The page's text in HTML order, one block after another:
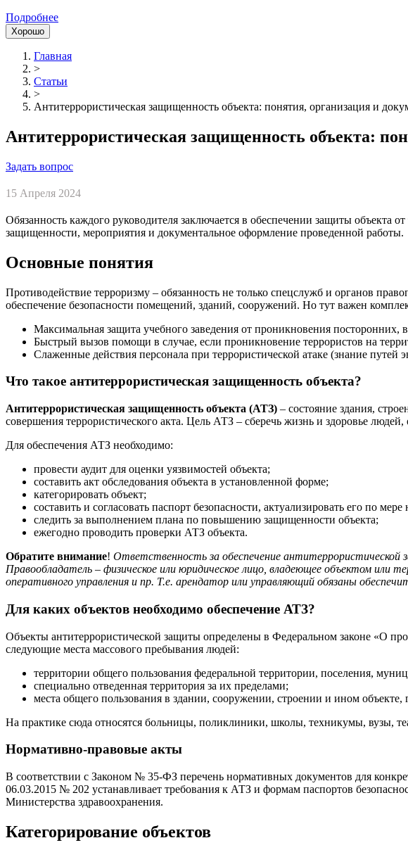
Подробнее
Хорошо
Главная
>
Статьи
>
Антитеррористическая защищенность объекта: понятия, организация и
Антитеррористическая защищенность объекта:
Задать вопрос
15 Апреля 2024
Обязанность каждого руководителя заключается в обеспечении защиты объекта
защищенности, мероприятия и документальное оформление проведенной работы.
Основные понятия
Противодействие терроризму – обязанность не только спецслужб и органов
обеспечение безопасности помещений, зданий, сооружений. Но тут важен
Максимальная защита учебного заведения от проникновения посторонних,
Быстрый вызов помощи в случае, если проникновение террористов на
Слаженные действия персонала при террористической атаке (знание
Что такое антитеррористическая защищенность объекта?
Антитеррористическая защищенность объекта (АТЗ) – состояние здания,
совершения террористического акта. Цель АТЗ – сберечь жизнь и здоровье
Для обеспечения АТЗ необходимо:
провести аудит для оценки уязвимостей объекта;
составить акт обследования объекта в установленной форме;
категорировать объект;
составить и согласовать паспорт безопасности, актуализировать его по
следить за выполнением плана по повышению защищенности объекта;
ежегодно проводить проверки АТЗ объекта.
Обратите внимание! Ответственность за обеспечение
Правообладатель – физическое или юридическое лицо, владеющее объектом или
оперативного управления и пр. Т.е. арендатор или управляющий обязаны
Для каких объектов необходимо обеспечение АТЗ?
Объекты антитеррористической защиты определены в Федеральном законе «О
следующие места массового пребывания людей:
территории общего пользования федеральной территории, поселения,
специально отведенная территория за их пределами;
места общего пользования в здании, сооружении, строении и ином
На практике сюда относятся больницы, поликлиники, школы, техникумы, вузы,
Нормативно-правовые акты
В соответствии с Законом № 35-ФЗ перечень нормативных документов для
06.03.2015 № 202 устанавливает требования к АТЗ и формам паспортов
Министерства здравоохранения.
Категорирование объектов